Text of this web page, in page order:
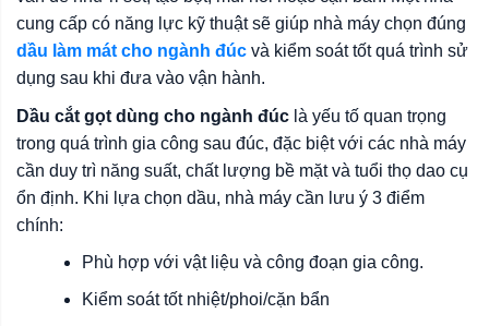
cung cấp có năng lực kỹ thuật sẽ giúp nhà máy chọn đúng
dầu làm mát cho ngành đúc và kiểm soát tốt quá trình sử
dụng sau khi đưa vào vận hành.
Dầu cắt gọt dùng cho ngành đúc là yếu tố quan trọng
trong quá trình gia công sau đúc, đặc biệt với các nhà máy
cần duy trì năng suất, chất lượng bề mặt và tuổi thọ dao cụ
ổn định. Khi lựa chọn dầu, nhà máy cần lưu ý 3 điểm
chính:
Phù hợp với vật liệu và công đoạn gia công.
Kiểm soát tốt nhiệt/phoi/cặn bẩn